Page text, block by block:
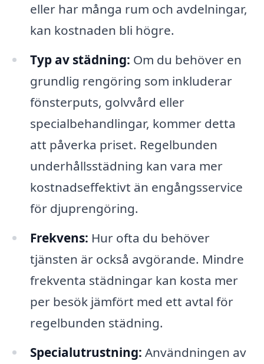
eller har många rum och avdelningar,
kan kostnaden bli högre.
Typ av städning: Om du behöver en
grundlig rengöring som inkluderar
fönsterputs, golvvård eller
specialbehandlingar, kommer detta
att påverka priset. Regelbunden
underhållsstädning kan vara mer
kostnadseffektivt än engångsservice
för djuprengöring.
Frekvens: Hur ofta du behöver
tjänsten är också avgörande. Mindre
frekventa städningar kan kosta mer
per besök jämfört med ett avtal för
regelbunden städning.
Specialutrustning: Användningen av